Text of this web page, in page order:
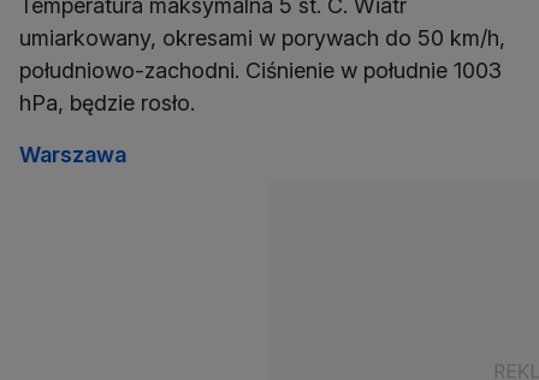
Temperatura maksymalna 5 st. C. Wiatr
umiarkowany, okresami w porywach do 50 km/h,
południowo-zachodni. Ciśnienie w południe 1003
hPa, będzie rosło.
Warszawa